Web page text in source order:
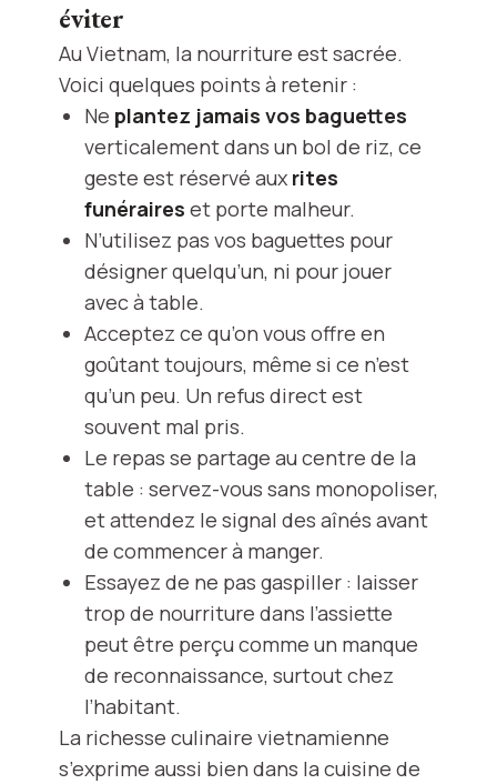
éviter
Au Vietnam, la nourriture est sacrée.
Voici quelques points à retenir :
Ne plantez jamais vos baguettes
verticalement dans un bol de riz, ce
geste est réservé aux rites
funéraires et porte malheur.
N’utilisez pas vos baguettes pour
désigner quelqu’un, ni pour jouer
avec à table.
Acceptez ce qu’on vous offre en
goûtant toujours, même si ce n’est
qu’un peu. Un refus direct est
souvent mal pris.
Le repas se partage au centre de la
table : servez-vous sans monopoliser,
et attendez le signal des aînés avant
de commencer à manger.
Essayez de ne pas gaspiller : laisser
trop de nourriture dans l’assiette
peut être perçu comme un manque
de reconnaissance, surtout chez
l’habitant.
La richesse culinaire vietnamienne
s’exprime aussi bien dans la cuisine de